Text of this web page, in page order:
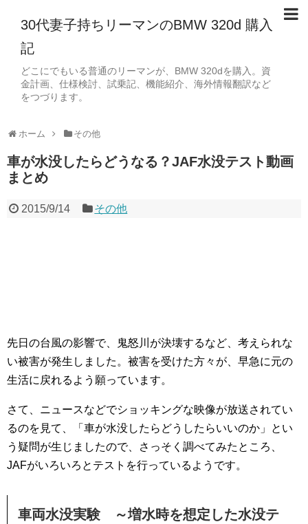
30代妻子持ちリーマンのBMW 320d 購入
記
どこにでもいる普通のリーマンが、BMW 320dを購入。資
金計画、仕様検討、試乗記、機能紹介、海外情報翻訳など
をつづります。
ホーム その他
車が水没したらどうなる？JAF水没テスト動画
まとめ
2015/9/14 その他
先日の台風の影響で、鬼怒川が決壊するなど、考えられな
い被害が発生しました。被害を受けた方々が、早急に元の
生活に戻れるよう願っています。
さて、ニュースなどでショッキングな映像が放送されてい
るのを見て、「車が水没したらどうしたらいいのか」とい
う疑問が生じましたので、さっそく調べてみたところ、
JAFがいろいろとテストを行っているようです。
車両水没実験 ～増水時を想定した水没テ